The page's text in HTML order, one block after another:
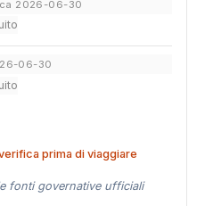
2026-06-30
06-30
prima di viaggiare
fonti governative ufficiali